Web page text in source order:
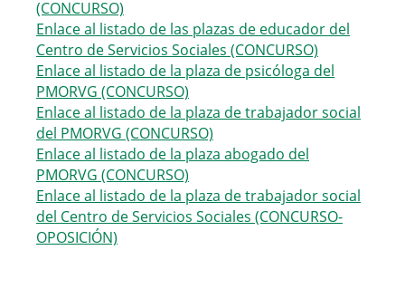
(CONCURSO)
Enlace al listado de las plazas de educador del
Centro de Servicios Sociales (CONCURSO)
Enlace al listado de la plaza de psicóloga del
PMORVG (CONCURSO)
Enlace al listado de la plaza de trabajador social
del PMORVG (CONCURSO)
Enlace al listado de la plaza abogado del
PMORVG (CONCURSO)
Enlace al listado de la plaza de trabajador social
del Centro de Servicios Sociales (CONCURSO-
OPOSICIÓN)